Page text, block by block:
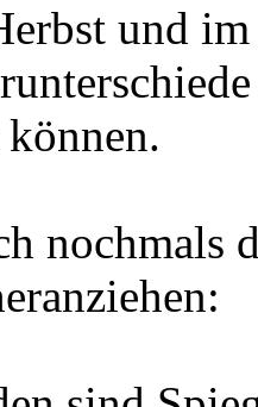
und
nochmals